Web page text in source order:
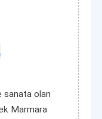
sanata olan
Marmara